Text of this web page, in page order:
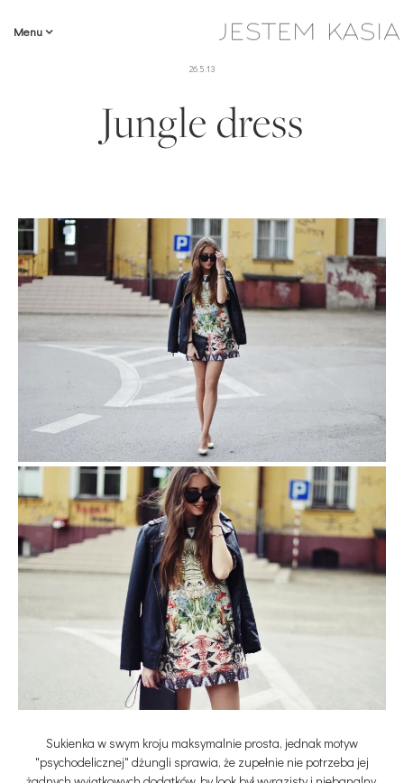
Menu
26.5.13
Jungle dress
Sukienka w swym kroju maksymalnie prosta, jednak motyw
"psychodelicznej" dżungli sprawia, że zupełnie nie potrzeba jej